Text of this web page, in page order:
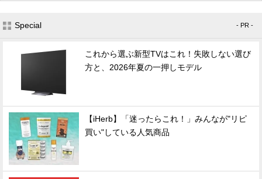
Special - PR -
これから選ぶ新型TVはこれ！失敗しない選び
方と、2026年夏の一押しモデル
【iHerb】「迷ったらこれ！」みんなが"リピ
買い"している人気商品